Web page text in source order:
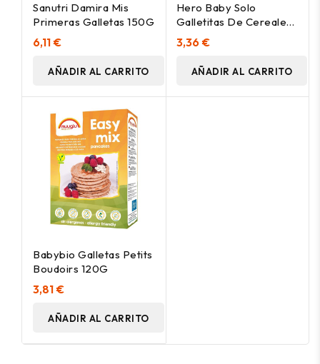
Sanutri Damira Mis
Primeras Galletas 150G
6,11 €
AÑADIR AL CARRITO
Hero Baby Solo
Galletitas De Cereales
100% Eco-Bio, 100 G
3,36 €
AÑADIR AL CARRITO
Babybio Galletas Petits
Boudoirs 120G
3,81 €
AÑADIR AL CARRITO